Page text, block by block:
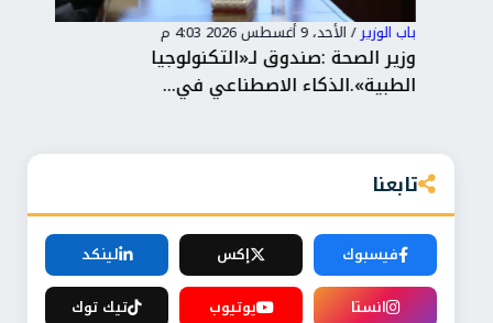
باب الوزير/ الأحد، 9 أغسطس 2026 4:03 م
وزير الصحة :صندوق لـ«التكنولوجيا
الطبية».الذكاء الاصطناعي في...
تابعنا
فيسبوك إكس
لينكد
انستا
يوتيوب تيك توك